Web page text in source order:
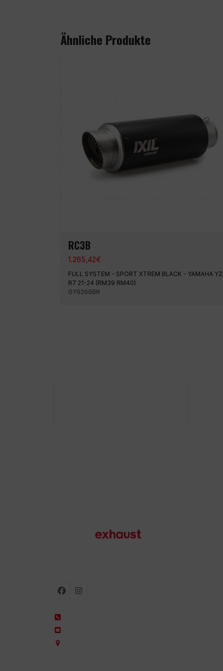
Ähnliche Produkte
RC3B
1.265,42€
FULL SYSTEM - SPORT XTREM BLACK - YAMAHA
R7 21-24 (RM39 RM40)
GY9266BR
FacebookInstagram